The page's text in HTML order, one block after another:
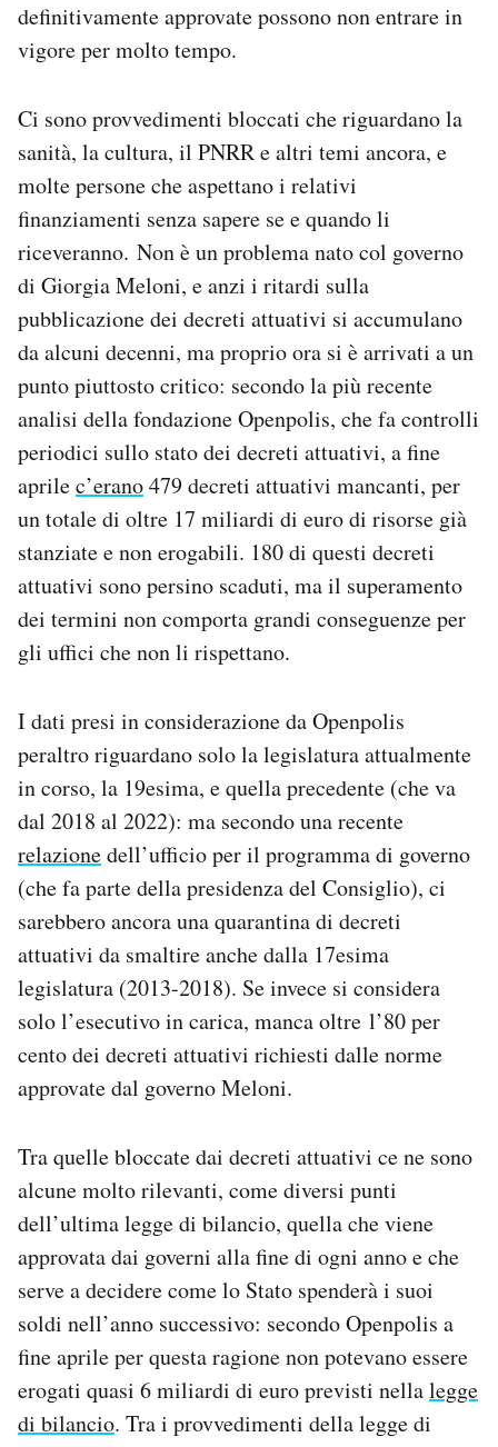
definitivamente approvate possono non entrare in
vigore per molto tempo.
Ci sono provvedimenti bloccati che riguardano la
sanità, la cultura, il PNRR e altri temi ancora, e
molte persone che aspettano i relativi
finanziamenti senza sapere se e quando li
riceveranno. Non è un problema nato col governo
di Giorgia Meloni, e anzi i ritardi sulla
pubblicazione dei decreti attuativi si accumulano
da alcuni decenni, ma proprio ora si è arrivati a un
punto piuttosto critico: secondo la più recente
analisi della fondazione Openpolis, che fa controlli
periodici sullo stato dei decreti attuativi, a fine
aprilec’erano479 decreti attuativi mancanti, per
un totale di oltre 17 miliardi di euro di risorse già
stanziate e non erogabili. 180 di questi decreti
attuativi sono persino scaduti, ma il superamento
dei termini non comporta grandi conseguenze per
gli uffici che non li rispettano.
I dati presi in considerazione da Openpolis
peraltro riguardano solo la legislatura attualmente
in corso, la 19esima, e quella precedente (che va
dal 2018 al 2022): ma secondo una recente
relazionedell’ufficio per il programma di governo
(che fa parte della presidenza del Consiglio), ci
sarebbero ancora una quarantina di decreti
attuativi da smaltire anche dalla 17esima
legislatura (2013-2018). Se invece si considera
solo l’esecutivo in carica, manca oltre l’80 per
cento dei decreti attuativi richiesti dalle norme
approvate dal governo Meloni.
Tra quelle bloccate dai decreti attuativi ce ne sono
alcune molto rilevanti, come diversi punti
dell’ultima legge di bilancio, quella che viene
approvata dai governi alla fine di ogni anno e che
serve a decidere come lo Stato spenderà i suoi
soldi nell’anno successivo: secondo Openpolis a
fine aprile per questa ragione non potevano essere
erogati quasi 6 miliardi di euro previsti nellalegge
di bilancio. Tra i provvedimenti della legge di